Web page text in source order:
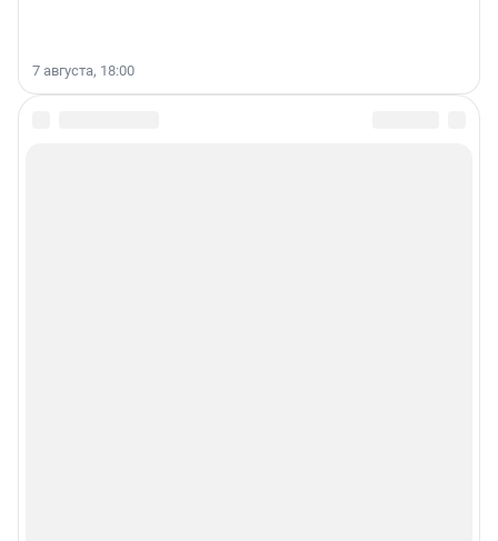
7 августа, 18:00